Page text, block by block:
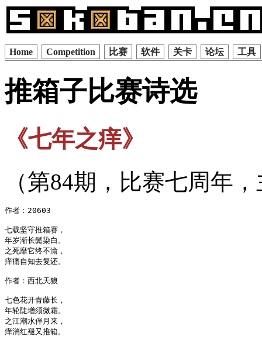
Home Competition 比赛 软件 关卡 论坛 工具
推箱子比赛诗选
《七年之痒》
（第84期，比赛七周年
作者：20603
七载坚守推箱赛，
年岁渐长鬓染白。
之死靡它终不渝，
痒痛自知去复还。
作者：西北天狼
七色花开青藤长，
年轮陡增须微霜。
之江潮水伴月来，